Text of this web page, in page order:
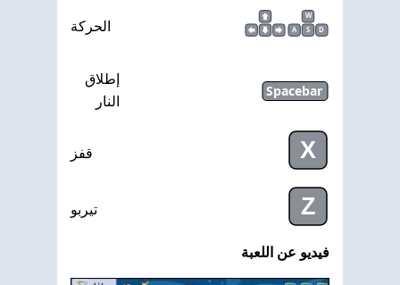
W
A
S D الحركة
Spacebar
إطلاق
النار
X قفز
Z تيربو
فيديو عن اللعبة